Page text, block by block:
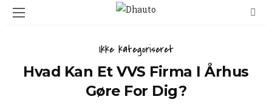
Ikke kategoriseret
Hvad Kan Et VVS Firma I Århus
Gøre For Dig?